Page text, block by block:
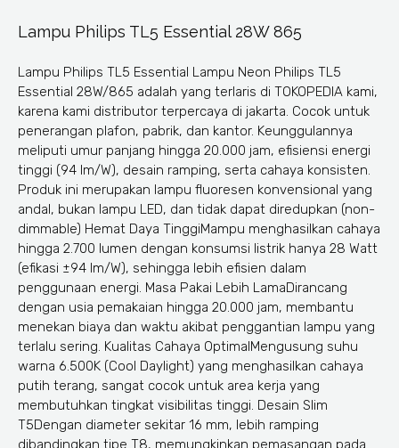
Lampu Philips TL5 Essential 28W 865
Lampu Philips TL5 Essential Lampu Neon Philips TL5
Essential 28W/865 adalah yang terlaris di TOKOPEDIA kami,
karena kami distributor terpercaya di jakarta. Cocok untuk
penerangan plafon, pabrik, dan kantor. Keunggulannya
meliputi umur panjang hingga 20.000 jam, efisiensi energi
tinggi (94 lm/W), desain ramping, serta cahaya konsisten.
Produk ini merupakan lampu fluoresen konvensional yang
andal, bukan lampu LED, dan tidak dapat diredupkan (non-
dimmable) Hemat Daya TinggiMampu menghasilkan cahaya
hingga 2.700 lumen dengan konsumsi listrik hanya 28 Watt
(efikasi ±94 lm/W), sehingga lebih efisien dalam
penggunaan energi. Masa Pakai Lebih LamaDirancang
dengan usia pemakaian hingga 20.000 jam, membantu
menekan biaya dan waktu akibat penggantian lampu yang
terlalu sering. Kualitas Cahaya OptimalMengusung suhu
warna 6.500K (Cool Daylight) yang menghasilkan cahaya
putih terang, sangat cocok untuk area kerja yang
membutuhkan tingkat visibilitas tinggi. Desain Slim
T5Dengan diameter sekitar 16 mm, lebih ramping
dibandingkan tipe T8, memungkinkan pemasangan pada